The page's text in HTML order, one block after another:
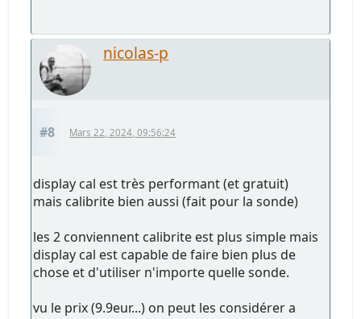
nicolas-p
#8 Mars 22, 2024, 09:56:24
display cal est très performant (et gratuit)
mais calibrite bien aussi (fait pour la sonde)
les 2 conviennent calibrite est plus simple mais
display cal est capable de faire bien plus de
chose et d'utiliser n'importe quelle sonde.
vu le prix (9.9eur...) on peut les considérer a